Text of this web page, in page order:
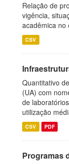
Relação de
vigência,
acadêmica no
CSV
Quantitativo
(UA) com
de
utilização
CSV PDF
Programas